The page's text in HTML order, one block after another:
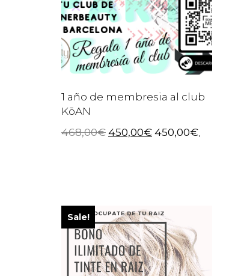
1 año de membresia al club
KōAN
468,00€450,00€450,00€,
Sale!